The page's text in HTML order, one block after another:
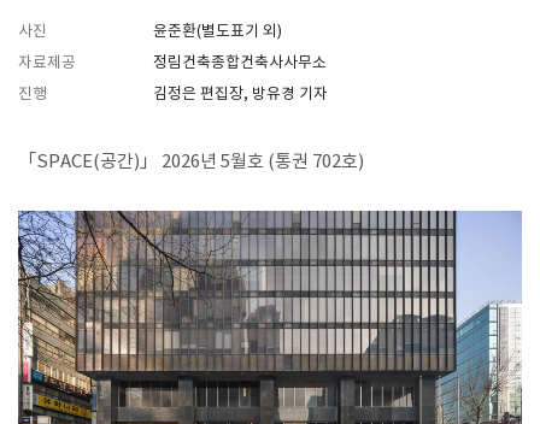
SPACE 소개
공지사항
기사문의
사진
윤준환(별도표기 외)
자료제공
정림건축종합건축사사무소
진행
김정은 편집장, 방유경 기자
「SPACE(공간)」 2026년 5월호 (통권 702호)